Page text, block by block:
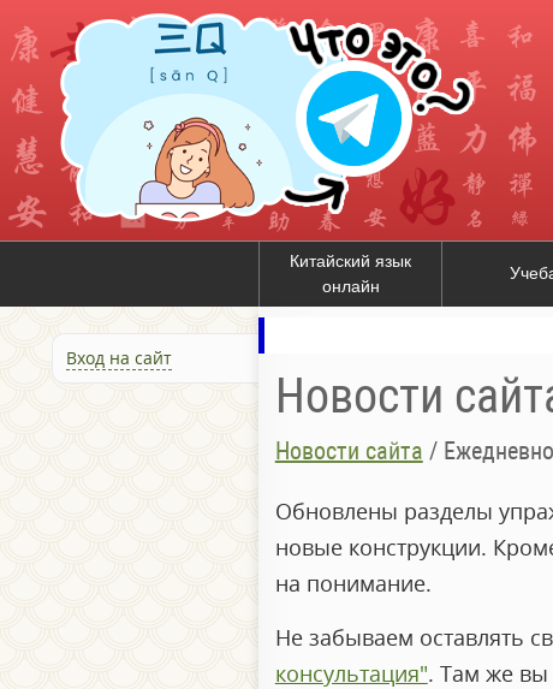
Китайский язык
онлайн
Вход на сайт
Новости
Новости сайта /
Обновлены разделы
новые конструкции.
на понимание.
Не забываем оставлять
консультация". Там же вы